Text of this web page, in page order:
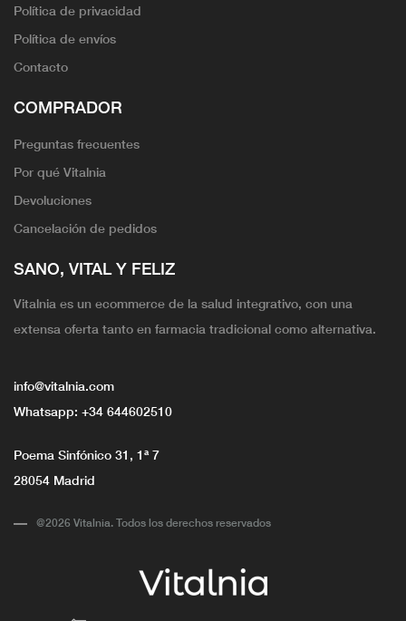
Política de privacidad
Política de envíos
Contacto
COMPRADOR
Preguntas frecuentes
Por qué Vitalnia
Devoluciones
Cancelación de pedidos
SANO, VITAL Y FELIZ
Vitalnia es un ecommerce de la salud integrativo, con una
extensa oferta tanto en farmacia tradicional como alternativa.
info@vitalnia.com
Whatsapp: +34 644602510
Poema Sinfónico 31, 1ª 7
28054 Madrid
@2026 Vitalnia. Todos los derechos reservados